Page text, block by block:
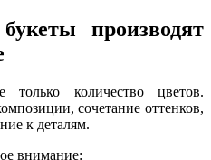
производят
количество цветов.
сочетание оттенков,
к деталям.
внимание: